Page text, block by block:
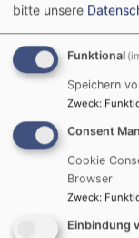
HeiligKreuz)
bitte unsere
Funktional
Speichern
Zweck:
Consent
Cookie
Browser
Zweck:
Einbindung